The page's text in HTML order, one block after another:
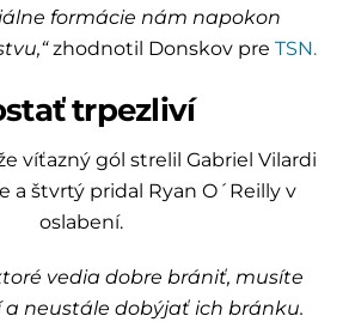
formácie nám napokon
zhodnotil Donskov pre TSN.
trpezliví
víťazný gól strelil Gabriel Vilardi
a štvrtý pridal Ryan O´Reilly v
oslabení.
vedia dobre brániť, musíte
a neustále dobýjať ich bránku.